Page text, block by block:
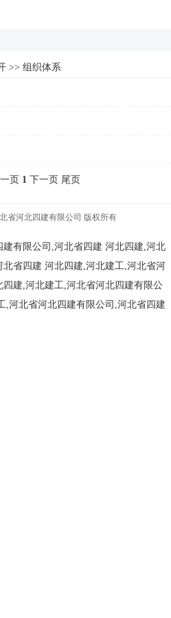
>> 组织体系
页 1 下一页 尾页
省河北四建有限公司 版权所有
有限公司,河北省四建 河北四建,河北
北省四建 河北四建,河北建工,河北省河
四建,河北建工,河北省河北四建有限公
,河北省河北四建有限公司,河北省四建